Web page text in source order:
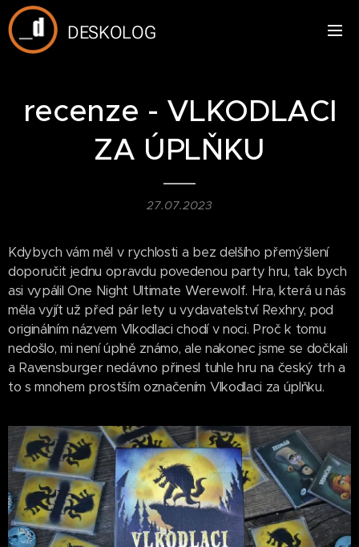
DESKOLOG
recenze - VLKODLACI
ZA ÚPLŇKU
27.07.2023
Kdybych vám měl v rychlosti a bez delšího přemýšlení
doporučit jednu opravdu povedenou party hru, tak bych
asi vypálil One Night Ultimate Werewolf. Hra, která u nás
měla vyjít už před pár lety u vydavatelství Rexhry, pod
originálním názvem Vlkodlaci chodí v noci. Proč k tomu
nedošlo, mi není úplně známo, ale nakonec jsme se dočkali
a Ravensburger nedávno přinesl tuhle hru na český trh a
to s mnohem prostším označením Vlkodlaci za úplňku.